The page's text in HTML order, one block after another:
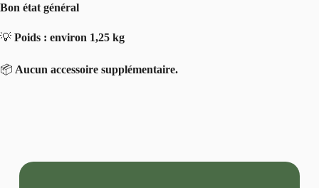
Bon état général
💡 Poids : environ 1,25 kg
📦 Aucun accessoire supplémentaire.